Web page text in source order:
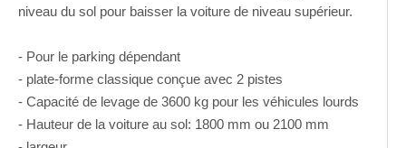
niveau du sol pour baisser la voiture de niveau supérieur.
- Pour le parking dépendant
- plate-forme classique conçue avec 2 pistes
- Capacité de levage de 3600 kg pour les véhicules lourds
- Hauteur de la voiture au sol: 1800 mm ou 2100 mm